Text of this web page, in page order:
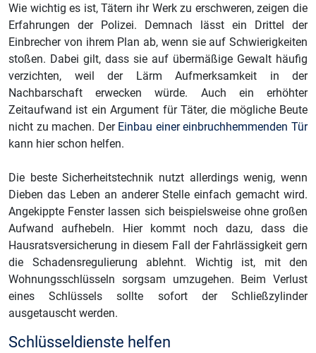
Wie wichtig es ist, Tätern ihr Werk zu erschweren, zeigen die
Erfahrungen der Polizei. Demnach lässt ein Drittel der
Einbrecher von ihrem Plan ab, wenn sie auf Schwierigkeiten
stoßen. Dabei gilt, dass sie auf übermäßige Gewalt häufig
verzichten, weil der Lärm Aufmerksamkeit in der
Nachbarschaft erwecken würde. Auch ein erhöhter
Zeitaufwand ist ein Argument für Täter, die mögliche Beute
nicht zu machen. Der Einbau einer einbruchhemmenden Tür
kann hier schon helfen.
Die beste Sicherheitstechnik nutzt allerdings wenig, wenn
Dieben das Leben an anderer Stelle einfach gemacht wird.
Angekippte Fenster lassen sich beispielsweise ohne großen
Aufwand aufhebeln. Hier kommt noch dazu, dass die
Hausratsversicherung in diesem Fall der Fahrlässigkeit gern
die Schadensregulierung ablehnt. Wichtig ist, mit den
Wohnungsschlüsseln sorgsam umzugehen. Beim Verlust
eines Schlüssels sollte sofort der Schließzylinder
ausgetauscht werden.
Schlüsseldienste helfen